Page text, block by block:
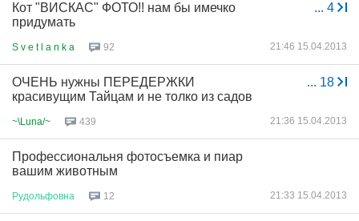
... 4
Кот "ВИСКАС" ФОТО!! нам бы имечко
придумать
S v e t l a n k a 92 21:46 15.04.2013
... 18
ОЧЕНЬ нужны ПЕРЕДЕРЖКИ
красивущим Тайцам и не толко из садов
~\Luna/~ 439 21:36 15.04.2013
Профессиональня фотосъемка и пиар
вашим животным
Рудольфовна 12 21:33 15.04.2013